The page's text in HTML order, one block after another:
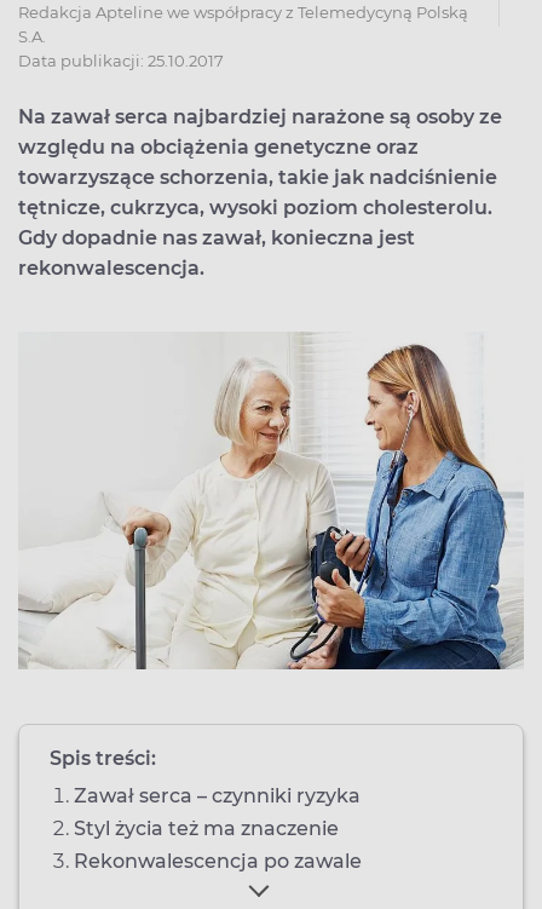
Redakcja Apteline we współpracy z Telemedycyną Polską
S.A.
Data publikacji: 25.10.2017
Na zawał serca najbardziej narażone są osoby ze
względu na obciążenia genetyczne oraz
towarzyszące schorzenia, takie jak nadciśnienie
tętnicze, cukrzyca, wysoki poziom cholesterolu.
Gdy dopadnie nas zawał, konieczna jest
rekonwalescencja.
Spis treści:
Zawał serca – czynniki ryzyka
Styl życia też ma znaczenie
Rekonwalescencja po zawale